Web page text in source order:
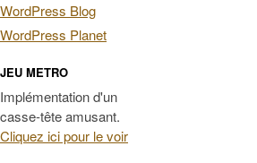
WordPress Blog
WordPress Planet
JEU METRO
Implémentation d'un
casse-tête amusant.
Cliquez ici pour le voir